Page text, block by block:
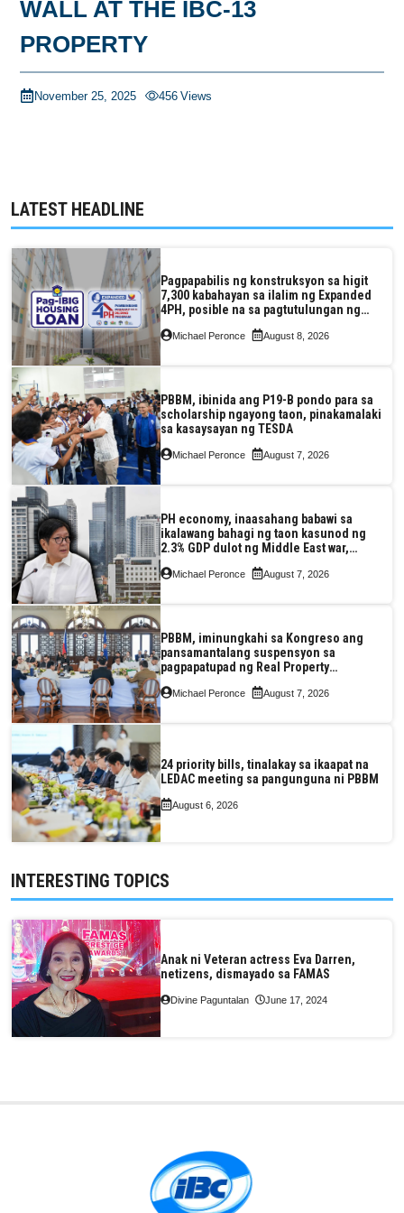
WALL AT THE IBC-13
PROPERTY
November 25, 2025 456 Views
LATEST HEADLINE
Pagpapabilis ng konstruksyon sa higit
7,300 kabahayan sa ilalim ng Expanded
4PH, posible na sa pagtutulungan ng
Pag-IBIG at P.A. Alvarez
Michael Peronce August 8, 2026
PBBM, ibinida ang P19-B pondo para sa
scholarship ngayong taon, pinakamalaki
sa kasaysayan ng TESDA
Michael Peronce August 7, 2026
PH economy, inaasahang babawi sa
ikalawang bahagi ng taon kasunod ng
2.3% GDP dulot ng Middle East war,
pagkaantala ng public construction
Michael Peronce August 7, 2026
PBBM, iminungkahi sa Kongreso ang
pansamantalang suspensyon sa
pagpapatupad ng Real Property
Valuation and Assessment Reform Act
Michael Peronce August 7, 2026
24 priority bills, tinalakay sa ikaapat na
LEDAC meeting sa pangunguna ni PBBM
August 6, 2026
INTERESTING TOPICS
Anak ni Veteran actress Eva Darren,
netizens, dismayado sa FAMAS
Divine Paguntalan June 17, 2024